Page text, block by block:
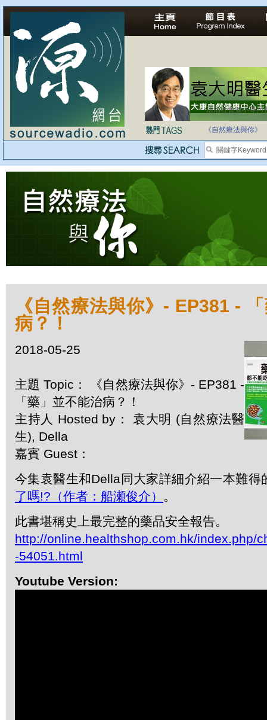
法治社會並不等同
《自然療法與你》
《自然療法與你》- EP381 -
病？！
2018-05-25
主題 Topic： 《自然療法與你》- EP381 -
「藥」並不能治病？！
主持人 Hosted by： 袁大明 (自然療法醫
生), Della
嘉賓 Guest：
今集袁醫生和Della同大家詳細介紹一本難得
了嗎!?（作者：船瀬俊介） 。
此書堪稱史上最完整的藥品安全報告。
http://online.healthshop.com.hk/index.php/
-54051.html
Youtube Version: